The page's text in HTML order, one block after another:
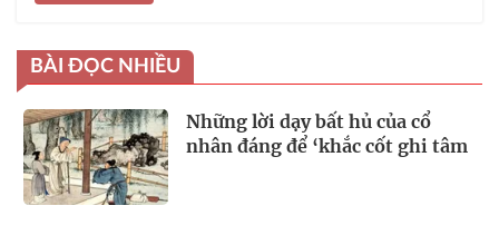
BÀI ĐỌC NHIỀU
Những lời dạy bất hủ của cổ
nhân đáng để ‘khắc cốt ghi tâm